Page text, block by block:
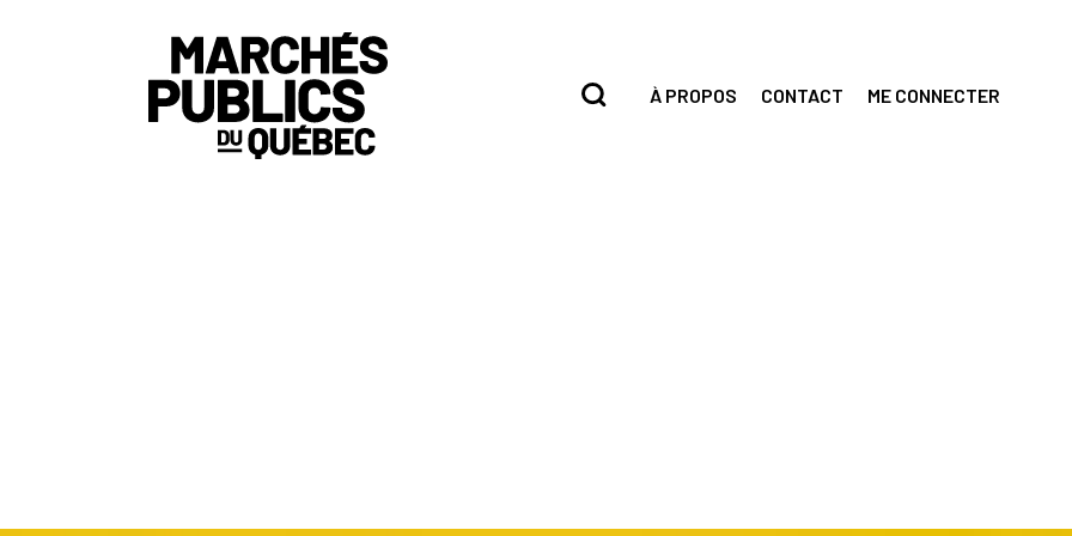
À PROPOS CONTACT ME CONNECTER